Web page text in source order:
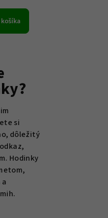
košíka
si
dôležitý
Hodinky